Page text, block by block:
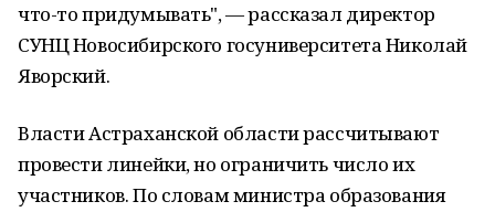
что-то придумывать", — рассказал директор
СУНЦ Новосибирского госуниверситета Николай
Яворский.
Власти Астраханской области рассчитывают
провести линейки, но ограничить число их
участников. По словам министра образования